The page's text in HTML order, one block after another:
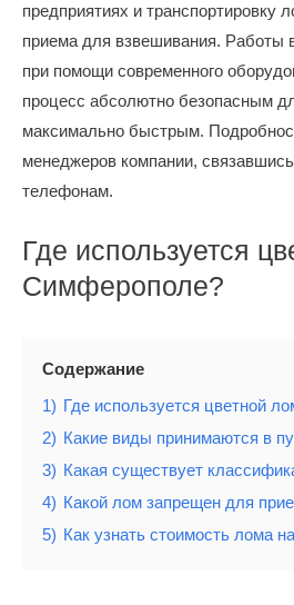
предприятиях и транспортировку
приема для взвешивания. Работы
при помощи современного
процесс абсолютно безопасным
максимально быстрым.
менеджеров компании,
телефонам.
Где используется
Симферополе?
Содержание
1) Где используется цветной
2) Какие виды принимаются в
3) Какая существует
4) Какой лом запрещен для
5) Как узнать стоимость лома